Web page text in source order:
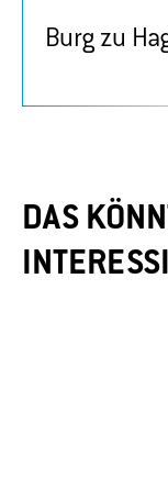
Burg zu
DAS